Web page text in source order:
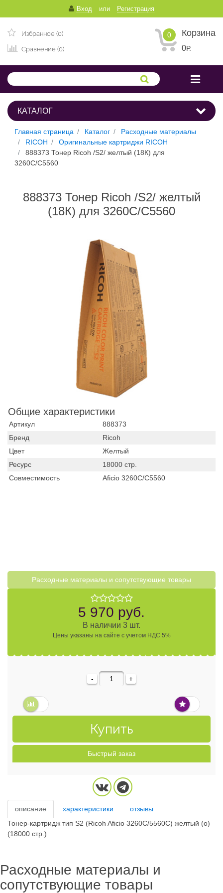
Вход или Регистрация
Избранное (0)
Сравнение (0)
0 Корзина
0Р.
КАТАЛОГ
Главная страница Каталог
Расходные материалы
RICOH
Оригинальные картриджи RICOH
888373 Тонер Ricoh /S2/ желтый (18К) для
3260C/C5560
888373 Тонер Ricoh /S2/ желтый
(18К) для 3260C/C5560
Общие характеристики
Артикул
888373
Бренд
Ricoh
Цвет
Желтый
Ресурс
18000 стр.
Совместимость
Aficio 3260C/C5560
Расходные материалы и cопутствующие товары
5 970 руб.
В наличии 3 шт.
Цены указаны на сайте с учетом НДС 5%
- +
Купить
Быстрый заказ
описание характеристики
отзывы
Тонер-картридж тип S2 (Ricoh Aficio 3260C/5560C) желтый (o)
(18000 стр.)
Расходные материалы и
сопутствующие товары